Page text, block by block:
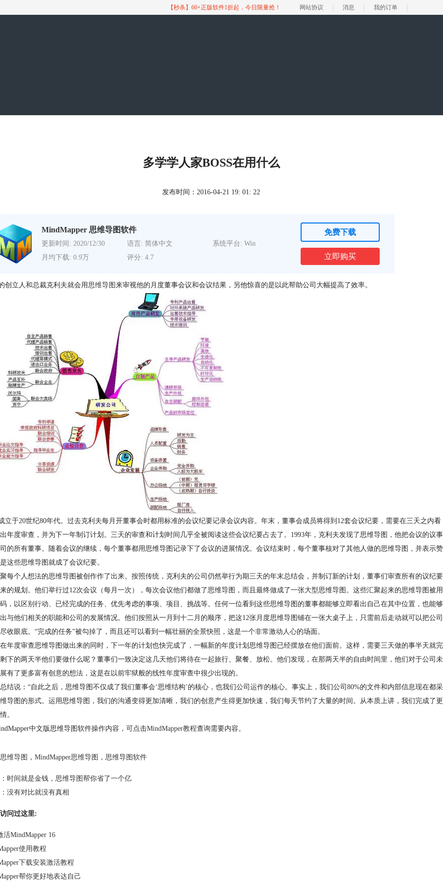
【秒杀】60+正版软件1折起，今日限量抢！ 网站协议 消息 我的订单
多学学人家BOSS在用什么
发布时间：2016-04-21 19: 01: 22
MindMapper 思维导图软件
更新时间: 2020/12/30 语言: 简体中文
系统平台: Win
月均下载: 0.9万
评分: 4.7
免费下载
立即购买
创立人和总裁克利夫就会用思维导图 来审视他的月度董事会议和会议结果，另他惊喜的是以此帮助公司大幅提高了效率。
立于20世纪80年代。过去克利夫每月开董事会时都用标准的会议纪要记录会议内容。年末，董事会成员将得到12套会议纪要，需要在三天之内看
年度审查，并为下一年制订计划。三天的审查和计划时间几乎全被阅读这些会议纪要占去了。1993年，克利夫发现了思维导图，他把会议的议事
的所有董事。随着会议的继续，每个董事都用思维导图记录下了会议的进展情况。会议结束时，每个董事核对了其他人做的思维导图，并表示赞
这些思维导图就成了会议纪要。
每个人想法的思维导图被创作作了出来。按照传统，克利夫的公司仍然举行为期三天的年末总结会，并制订新的计划，董事们审查所有的议纪要
的规划。他们举行过12次会议（每月一次），每次会议他们都做了思维导图，而且最终做成了一张大型思维导图。这些汇聚起来的思维导图被用
，以区别行动、已经完成的任务、优先考虑的事项、项目、挑战等。任何一位看到这些思维导图的董事都能够立即看出自己在其中位置，也能够
与他们相关的职能和公司的发展情况。他们按照从一月到十二月的顺序，把这12张月度思维导图铺在一张大桌子上，只需前后走动就可以把公司
收眼底。“完成的任务”被勾掉了，而且还可以看到一幅壮丽的全景快照，这是一个非常激动人心的场面。
年度审查思维导图做出来的同时，下一年的计划也快完成了，一幅新的年度计划思维导图已经摆放在他们面前。这样，需要三天做的事半天就完
下的两天半他们要做什么呢？董事们一致决定这几天他们将待在一起旅行、聚餐、放松。他们发现，在那两天半的自由时间里，他们对于公司未
有了更多富有创意的想法，这是在以前牢狱般的线性年度审查中很少出现的。
结说：“自此之后，思维导图不仅成了我们董事会‘思维结构’的核心，也我们公司运作的核心。事实上，我们公司80%的文件和内部信息现在都采
导图的形式。运用思维导图，我们的沟通变得更加清晰，我们的创意产生得更加快速，我们每天节约了大量的时间。从本质上讲，我们完成了更
。
中文版思维导图软件操作内容，可点击MindMapper教程查询需要内容。
思维导图 ， MindMapper思维导图 ， 思维导图软件
时间就是金钱，思维导图帮你省了一个亿
没有对比就没有真相
问过这里:
活MindMapper 16
使用教程
下载安装激活教程
帮你更好地表达自己